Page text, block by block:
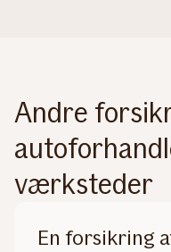
Andre
værksteder
En forsikring